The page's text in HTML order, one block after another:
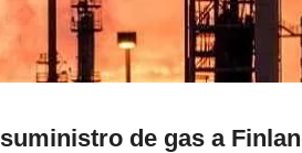
de gas a